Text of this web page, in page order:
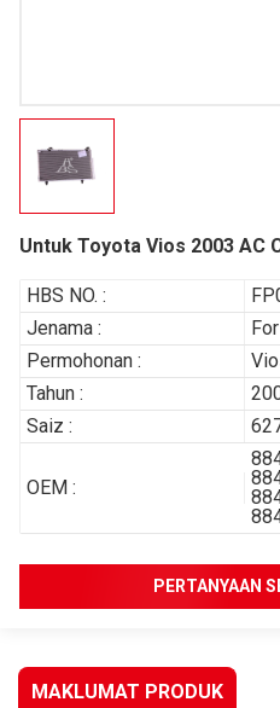
Untuk Toyota Vios 2003 AC
HBS NO. :
Jenama :
Permohonan :
Tahun :
Saiz :
OEM :
PERTANYAAN
MAKLUMAT PRODUK